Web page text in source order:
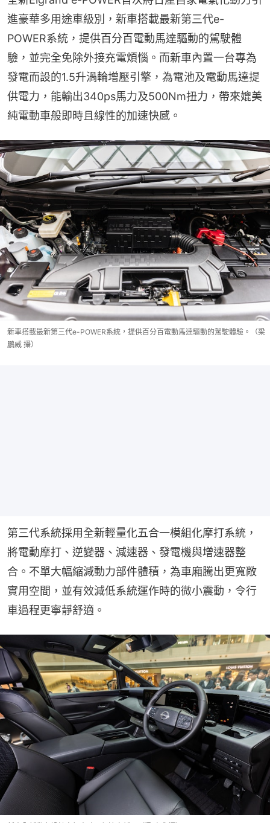
進豪華多用途車級別，新車搭載最新第三代e-
POWER系統，提供百分百電動馬達驅動的駕駛體
驗，並完全免除外接充電煩惱。而新車內置一台專為
發電而設的1.5升渦輪增壓引擎，為電池及電動馬達提
供電力，能輸出340ps馬力及500Nm扭力，帶來媲美
純電動車般即時且線性的加速快感。
新車搭載最新第三代e-POWER系統，提供百分百電動馬達驅動的駕駛體驗。（梁
鵬威 攝）
第三代系統採用全新輕量化五合一模組化摩打系統，
將電動摩打、逆變器、減速器、發電機與增速器整
合。不單大幅縮減動力部件體積，為車廂騰出更寬敞
實用空間，並有效減低系統運作時的微小震動，令行
車過程更寧靜舒適。